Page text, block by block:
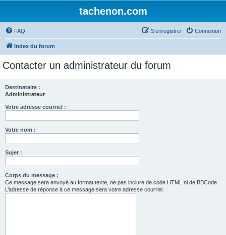
tachenon.com
FAQ Connexion
S’enregistrer
Index du forum
Contacter un administrateur du forum
Destinataire :
Administrateur
Votre adresse courriel :
Votre nom :
Sujet :
Corps du message :
Ce message sera envoyé au format texte, ne pas inclure de code HTML ni de BBCode.
L’adresse de réponse à ce message sera votre adresse courriel.